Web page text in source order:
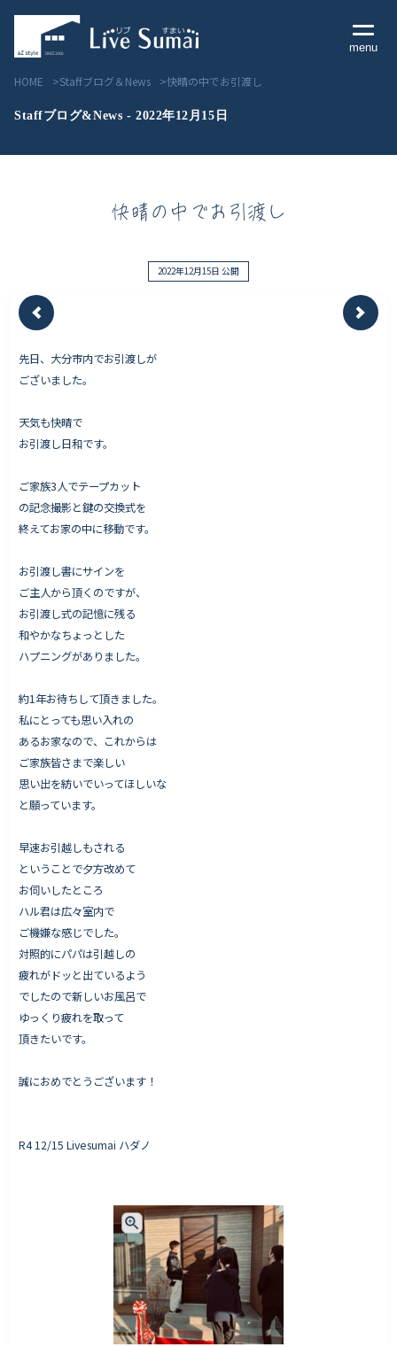
menu
Livesumai 住宅標準性能
Livesumai 保証について
見学会／モデルハウス情報
オーナー様の声
完成案内
お役立ちコラム
代表挨拶
スタッフ紹介
会社概要
Staff ブログ&News
HOME Staffブログ＆News 快晴の中でお引渡し
Staffブログ&News - 2022年12月15日
快晴の中でお引渡し
2022年12月15日 公開
先日、大分市内でお引渡しが
ございました。
天気も快晴で
お引渡し日和です。
ご家族3人でテープカット
の記念撮影と鍵の交換式を
終えてお家の中に移動です。
お引渡し書にサインを
ご主人から頂くのですが、
お引渡し式の記憶に残る
和やかなちょっとした
ハプニングがありました。
約1年お待ちして頂きました。
私にとっても思い入れの
あるお家なので、これからは
ご家族皆さまで楽しい
思い出を紡いでいってほしいな
と願っています。
早速お引越しもされる
ということで夕方改めて
お伺いしたところ
ハル君は広々室内で
ご機嫌な感じでした。
対照的にパパは引越しの
疲れがドッと出ているよう
でしたので新しいお風呂で
ゆっくり疲れを取って
頂きたいです。
誠におめでとうございます！
R4 12/15 Livesumai ハダノ